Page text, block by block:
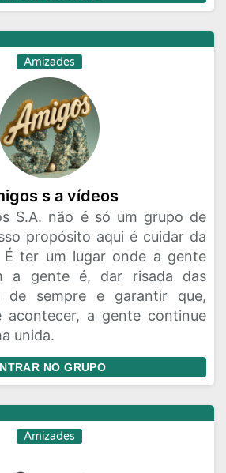
Amizades
s a vídeos
S.A. não é só um grupo de
propósito aqui é cuidar da
É ter um lugar onde a gente
a gente é, dar risada das
de sempre e garantir que,
acontecer, a gente continue
unida.
NO GRUPO
Amizades